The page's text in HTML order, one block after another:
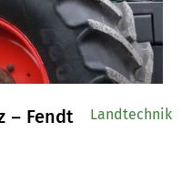
− Fendt
Landtechnik